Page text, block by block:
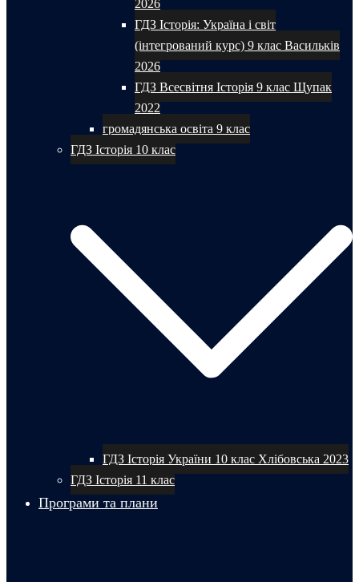
2026
ГДЗ Історія: Україна і світ
(інтегрований курс) 9 клас Васильків
2026
ГДЗ Всесвітня Історія 9 клас Щупак
2022
громадянська освіта 9 клас
ГДЗ Історія 10 клас
ГДЗ Історія України 10 клас Хлібовська 2023
ГДЗ Історія 11 клас
Програми та плани